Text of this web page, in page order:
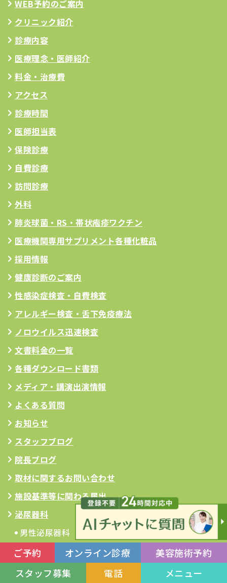
WEB予約のご案内
クリニック紹介
診療内容
医療理念 ・医師紹介
料金・治療費
アクセス
診療時間
医師担当表
保険診療
自費診療
訪問診療
外科
肺炎球菌・RS ・帯状疱疹ワクチン
医療機関専用サプリメント各種化粧品
採用情報
健康診断のご案内
性感染症検査・自費検査
アレルギー検査 ・舌下免疫療法
ノロウイルス迅速検査
文書料金の一覧
各種ダウンロード書類
メディア・講演出演情報
よくある質問
お知らせ
スタッフブログ
院長ブログ
取材に関するお問い合わせ
施設基準等に関わる届出
泌尿器科
男性泌尿器科
女性泌尿器科
小児泌尿器科
亀頭包皮炎
前立腺がん
前立腺炎
前立腺肥大症
尿失禁
尿管結石症
ご予約 オンライン診療
美容施術予約
スタッフ募集
電話 メニュー